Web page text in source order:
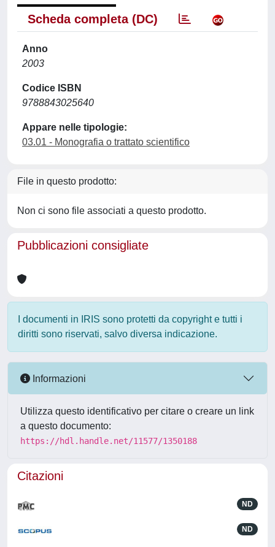
Scheda completa (DC)
Anno
2003
Codice ISBN
9788843025640
Appare nelle tipologie:
03.01 - Monografia o trattato scientifico
File in questo prodotto:
Non ci sono file associati a questo prodotto.
Pubblicazioni consigliate
I documenti in IRIS sono protetti da copyright e tutti i
diritti sono riservati, salvo diversa indicazione.
Informazioni
Utilizza questo identificativo per citare o creare un link
a questo documento:
https://hdl.handle.net/11577/1350188
Citazioni
ND
ND